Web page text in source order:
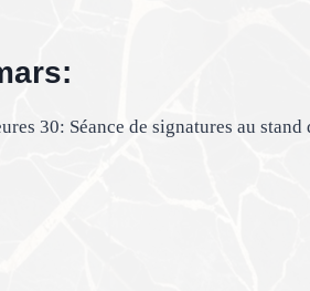
30: Séance de signatures au